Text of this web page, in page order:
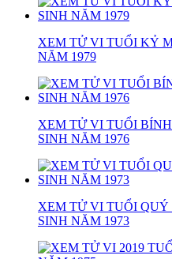
XEM TỬ VI TUỔI KỶ
NĂM 1979
XEM TỬ VI TUỔI
SINH NĂM 1976
XEM TỬ VI TUỔI QUÝ
SINH NĂM 1973